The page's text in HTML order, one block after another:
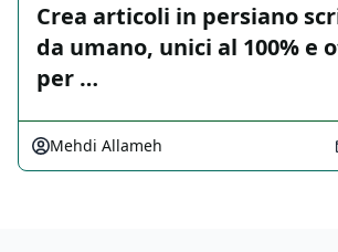
Crea articoli in persiano
da umano, unici al 100% e
per …
Mehdi Allameh